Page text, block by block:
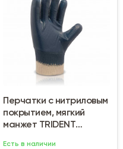
Перчатки с нитриловым
покрытием, мягкий
манжет TRIDENT
Есть в наличии